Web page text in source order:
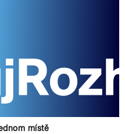
místě